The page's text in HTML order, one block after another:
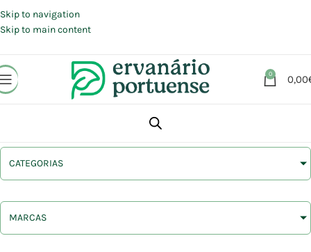
Skip to navigation
Skip to main content
0 0,00
CATEGORIAS
MARCAS